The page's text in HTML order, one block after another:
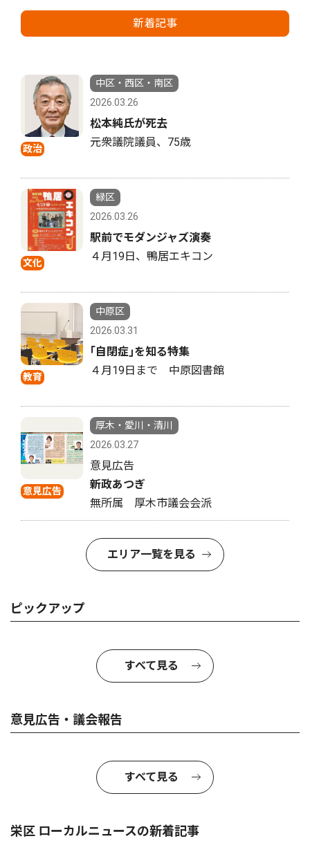
新着記事
政治
中区・西区・南区
2026.03.26
松本純氏が死去
元衆議院議員、75歳
文化
緑区
2026.03.26
駅前でモダンジャズ演奏
４月19日、鴨居エキコン
教育
中原区
2026.03.31
｢自閉症｣を知る特集
４月19日まで 中原図書館
意見広告
厚木・愛川・清川
2026.03.27
意見広告
新政あつぎ
無所属 厚木市議会会派
エリア一覧を見る
ピックアップ
すべて見る
意見広告・議会報告
すべて見る
栄区 ローカルニュースの新着記事